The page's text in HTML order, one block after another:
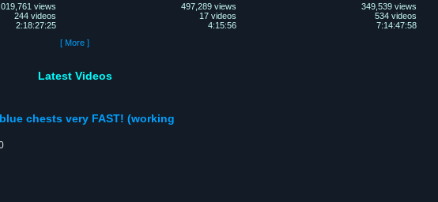
views
244 videos
2:18:27:25
497,289 views
17 videos
4:15:56
349,539 views
534 videos
7:14:47:58
[ More ]
Latest Videos
chests very FAST! (working